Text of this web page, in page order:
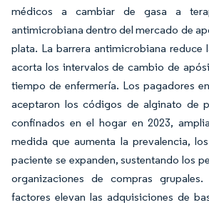
médicos a cambiar de gasa a
antimicrobiana dentro del mercado de
plata. La barrera antimicrobiana reduce
acorta los intervalos de cambio de
tiempo de enfermería. Los pagadores
aceptaron los códigos de alginato de
confinados en el hogar en 2023,
medida que aumenta la prevalencia,
paciente se expanden, sustentando los
organizaciones de compras
factores elevan las adquisiciones de